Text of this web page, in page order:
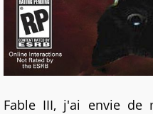
Fable III, j'ai envie de